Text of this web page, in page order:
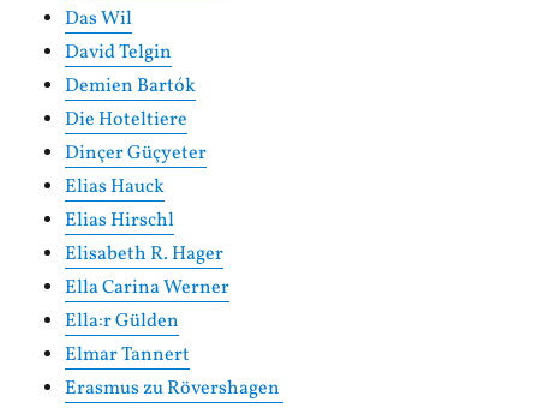
Das Wil
David Telgin
Demien Bartók
Die Hoteltiere
Dinçer Güçyeter
Elias Hauck
Elias Hirschl
Elisabeth R. Hager
Ella Carina Werner
Ella:r Gülden
Elmar Tannert
Erasmus zu Rövershagen